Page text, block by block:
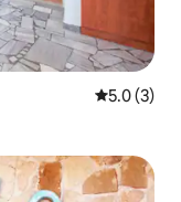
レビュー3
5.0 (3)